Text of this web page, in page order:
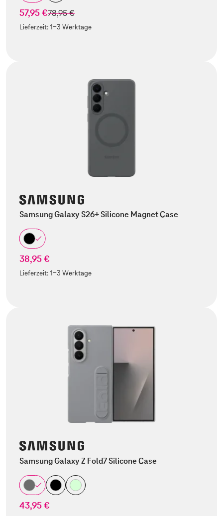
57,95 €statt
78,95 €
Lieferzeit:1-3 Werktage
Samsung Galaxy S26+ Silicone Magnet Case
38,95 €
Lieferzeit:1-3 Werktage
Samsung Galaxy Z Fold7 Silicone Case
43,95 €